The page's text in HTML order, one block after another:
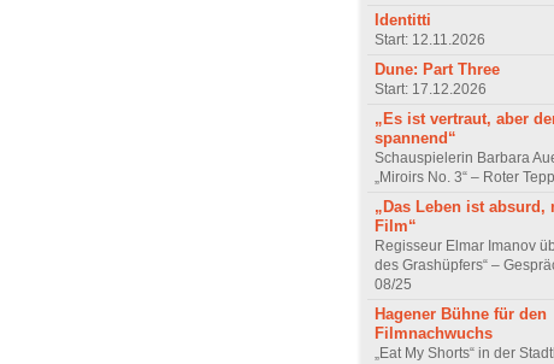
Identitti
Start: 12.11.2026
Dune: Part Three
Start: 17.12.2026
„Es ist vertraut, aber
spannend“
Schauspielerin Barbara
„Miroirs No. 3“ – Roter
„Das Leben ist absurd,
Film“
Regisseur Elmar Imanov
des Grashüpfers“ –
08/25
Hagener Bühne für den
Filmnachwuchs
„Eat My Shorts“ in der